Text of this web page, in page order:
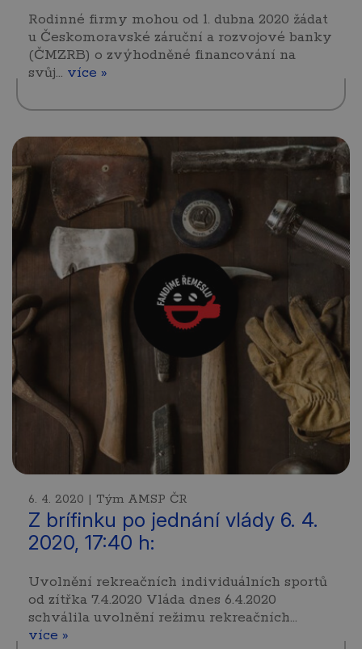
Rodinné firmy mohou od 1. dubna 2020 žádat
u Českomoravské záruční a rozvojové banky
(ČMZRB) o zvýhodněné financování na
svůj… více »
6. 4. 2020 | Tým AMSP ČR
Z brífinku po jednání vlády 6. 4.
2020, 17:40 h:
Uvolnění rekreačních individuálních sportů
od zítřka 7.4.2020 Vláda dnes 6.4.2020
schválila uvolnění režimu rekreačních…
více »